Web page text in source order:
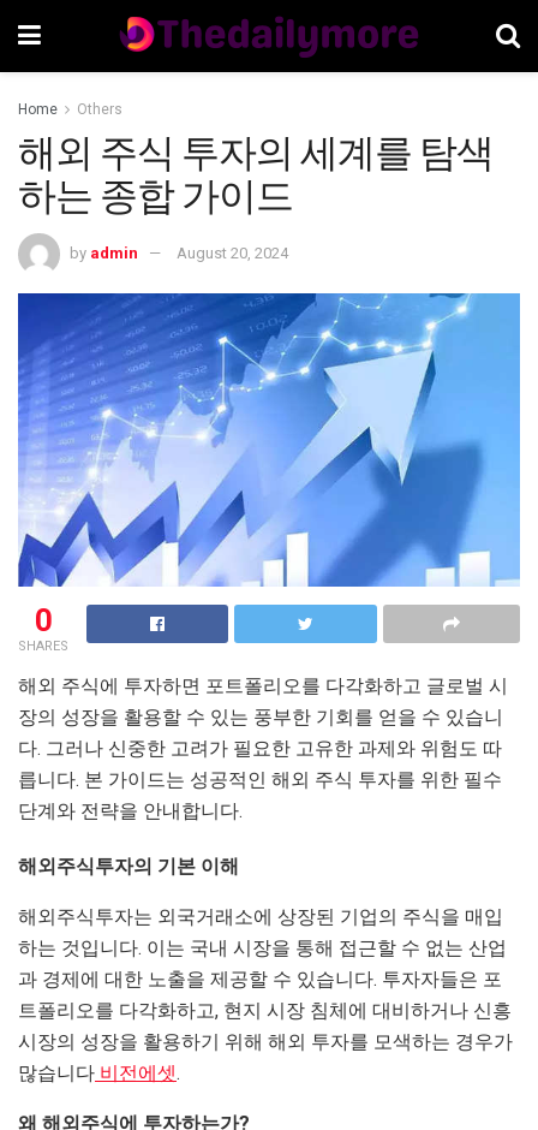
Home Others
해외 주식 투자의 세계를 탐색
하는 종합 가이드
by admin August 20, 2024
0
SHARES
해외 주식에 투자하면 포트폴리오를 다각화하고 글로벌 시
장의 성장을 활용할 수 있는 풍부한 기회를 얻을 수 있습니
다. 그러나 신중한 고려가 필요한 고유한 과제와 위험도 따
릅니다. 본 가이드는 성공적인 해외 주식 투자를 위한 필수
단계와 전략을 안내합니다.
해외주식투자의 기본 이해
해외주식투자는 외국거래소에 상장된 기업의 주식을 매입
하는 것입니다. 이는 국내 시장을 통해 접근할 수 없는 산업
과 경제에 대한 노출을 제공할 수 있습니다. 투자자들은 포
트폴리오를 다각화하고, 현지 시장 침체에 대비하거나 신흥
시장의 성장을 활용하기 위해 해외 투자를 모색하는 경우가
많습니다 비전에셋.
왜 해외주식에 투자하는가?